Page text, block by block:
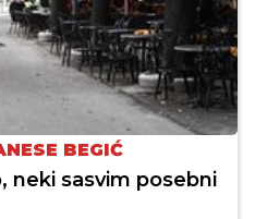
BEGIĆ
neki sasvim posebni